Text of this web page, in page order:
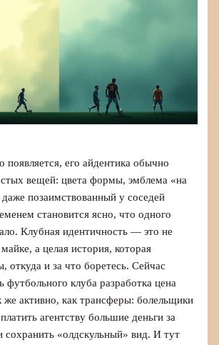
появляется, его айдентика обычно
вещей: цвета формы, эмблема «на
даже позаимствованный у соседей
становится ясно, что одного
Клубная идентичность — это не
а целая история, которая
откуда и за что боретесь. Сейчас
клуба разработка цена
же активно, как трансферы: болельщики
агентству большие деньги за
сохранить «олдскульный» вид. И тут